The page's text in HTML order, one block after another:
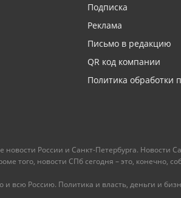
Подписка
Реклама
Письмо в редакцию
QR код компании
Политика обработки
России и Санкт-Петербурга. Новости
новости СПб сегодня – это, конечно,
всю Россию. Политика и власть, деньги и